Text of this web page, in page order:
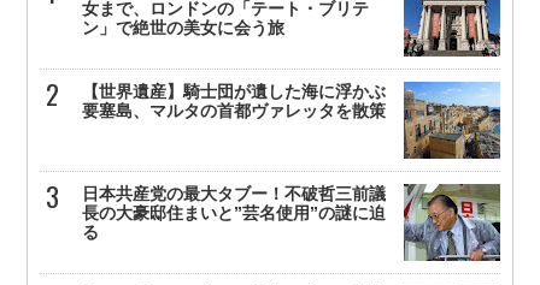
女まで、ロンドンの「テート・ブリテ
ン」で絶世の美女に会う旅
【世界遺産】騎士団が遺した海に浮かぶ
要塞島、マルタの首都ヴァレッタを散策
日本共産党の最大タブー！不破哲三前議
長の大豪邸住まいと”芸名使用”の謎に迫
る